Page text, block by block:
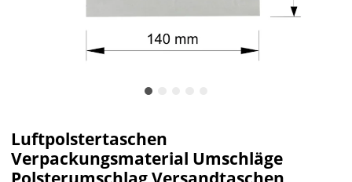
Luftpolstertaschen
Verpackungsmaterial Umschläge